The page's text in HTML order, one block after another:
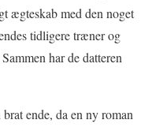
ægteskab med den noget
tidligere træner og
har de datteren
ende, da en ny roman